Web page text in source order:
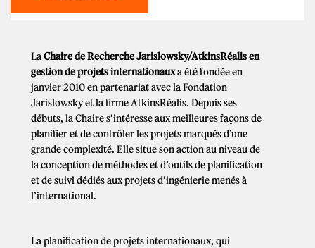
La Chaire de Recherche Jarislowsky/AtkinsRéalis en
gestion de projets internationauxa été fondée en
janvier 2010 en partenariat avec la Fondation
Jarislowsky et la firme AtkinsRéalis. Depuis ses
débuts, la Chaire s’intéresse aux meilleures façons de
planifier et de contrôler les projets marqués d’une
grande complexité. Elle situe son action au niveau de
la conception de méthodes et d’outils de planification
et de suivi dédiés aux projets d’ingénierie menés à
l’international.
La planification de projets internationaux, qui